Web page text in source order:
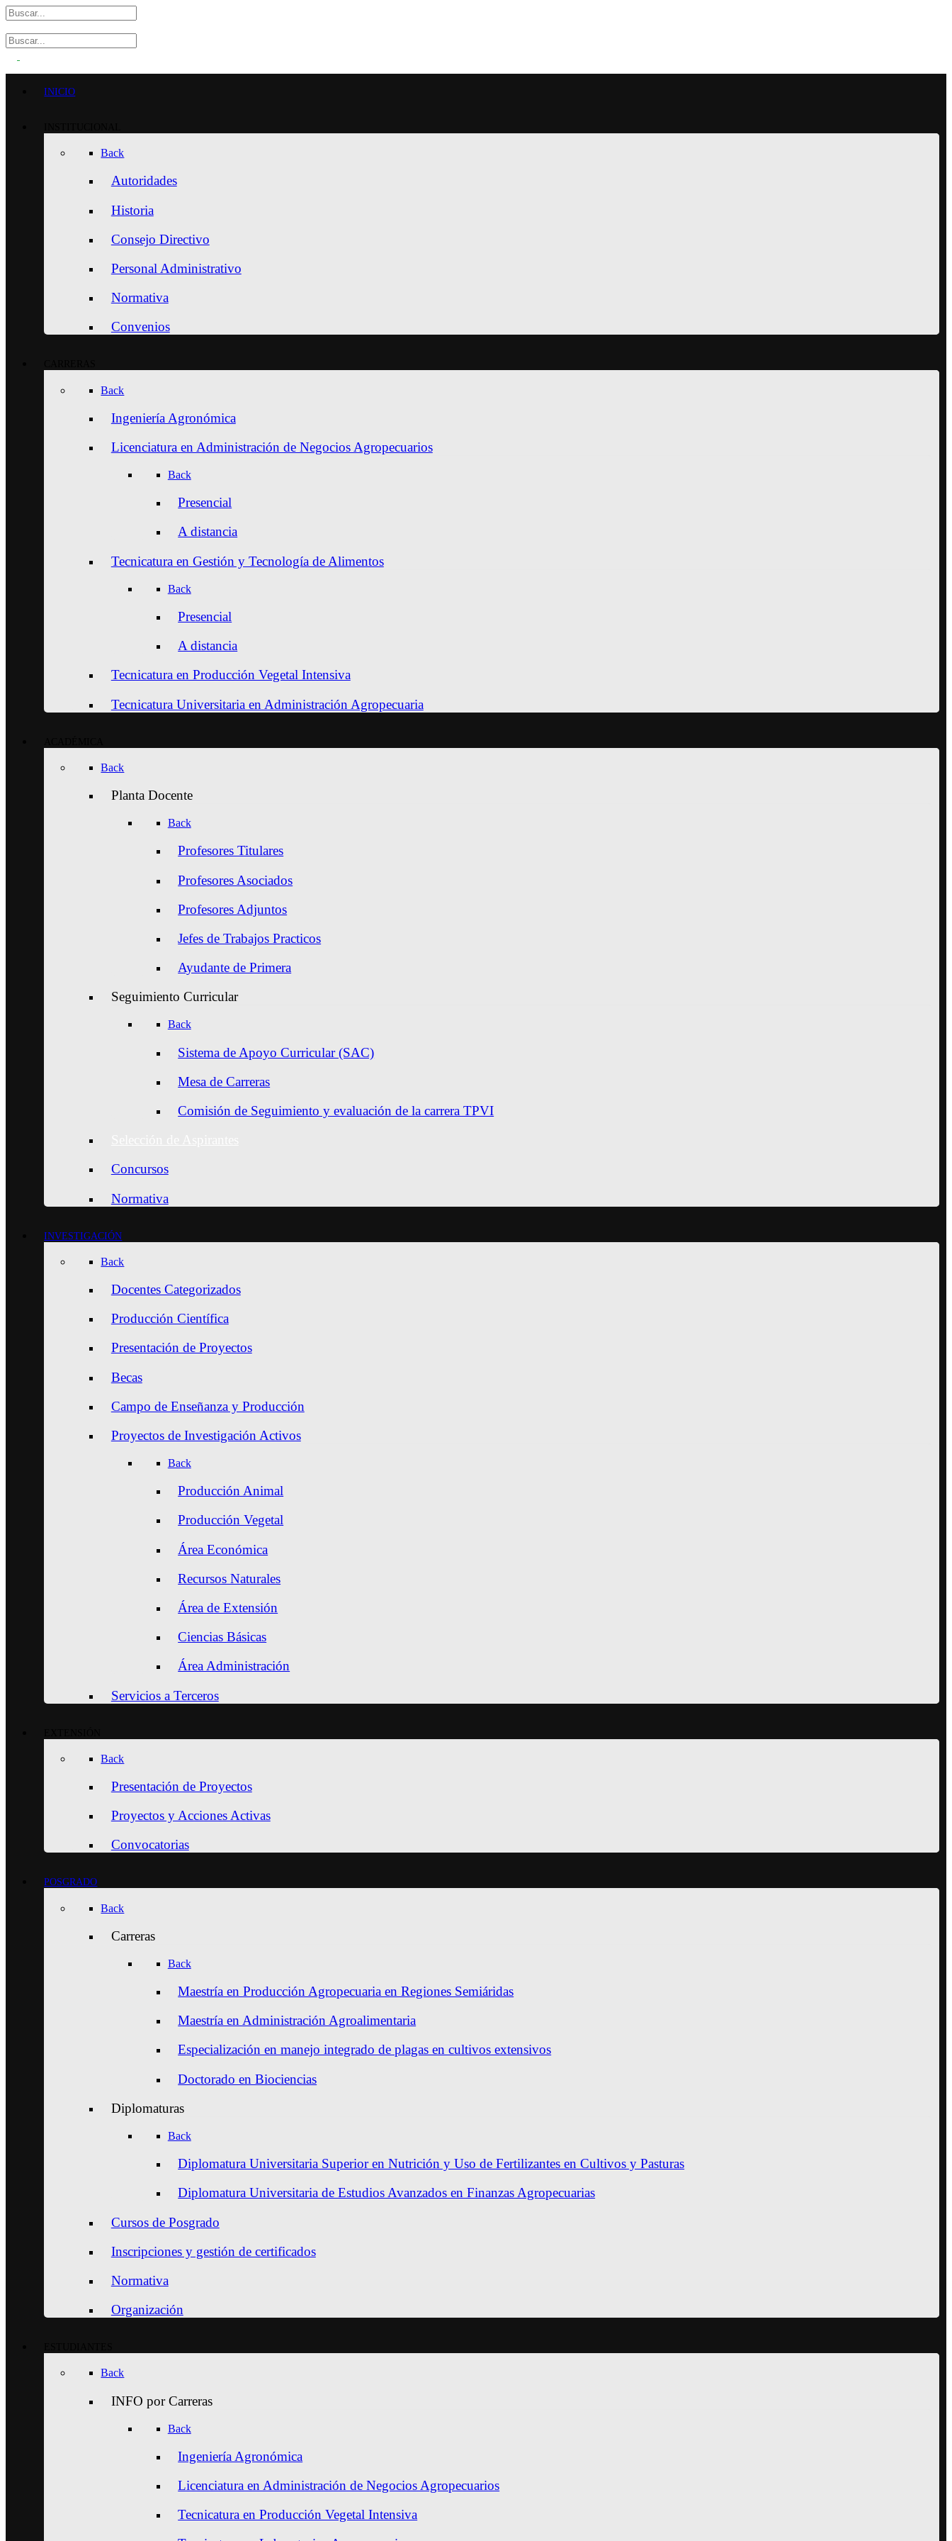
INICIO
Back
Autoridades
Historia
Consejo Directivo
Personal Administrativo
Normativa
Convenios
Back
Ingeniería Agronómica
Licenciatura en Administración de Negocios Agropecuarios
Back
Presencial
A distancia
Tecnicatura en Gestión y Tecnología de Alimentos
Back
Presencial
A distancia
Tecnicatura en Producción Vegetal Intensiva
Tecnicatura Universitaria en Administración Agropecuaria
Back
Planta Docente
Back
Profesores Titulares
Profesores Asociados
Profesores Adjuntos
Jefes de Trabajos Practicos
Ayudante de Primera
Seguimiento Curricular
Back
Sistema de Apoyo Curricular (SAC)
Mesa de Carreras
Comisión de Seguimiento y evaluación de la carrera TPVI
Concursos
Normativa
INVESTIGACIÓN
Back
Docentes Categorizados
Producción Científica
Presentación de Proyectos
Becas
Campo de Enseñanza y Producción
Proyectos de Investigación Activos
Back
Producción Animal
Producción Vegetal
Área Económica
Recursos Naturales
Área de Extensión
Ciencias Básicas
Área Administración
Servicios a Terceros
Back
Presentación de Proyectos
Proyectos y Acciones Activas
Convocatorias
POSGRADO
Back
Carreras
Back
Maestría en Producción Agropecuaria en Regiones Semiáridas
Maestría en Administración Agroalimentaria
Especialización en manejo integrado de plagas en cultivos extensivos
Doctorado en Biociencias
Diplomaturas
Back
Diplomatura Universitaria Superior en Nutrición y Uso de Fertilizantes en Cultivos y Pasturas
Diplomatura Universitaria de Estudios Avanzados en Finanzas Agropecuarias
Cursos de Posgrado
Inscripciones y gestión de certificados
Normativa
Organización
Back
INFO por Carreras
Back
Ingeniería Agronómica
Licenciatura en Administración de Negocios Agropecuarios
Tecnicatura en Producción Vegetal Intensiva